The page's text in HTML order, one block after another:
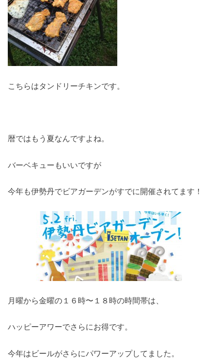
こちらはタンドリーチキンです。
暦ではもう夏なんですよね。
バーベキューもいいですが
今年も伊勢丹でビアガーデンがすでに開催されてます！
月曜から金曜の１６時〜１８時の時間帯は、
ハッピーアワーでさらにお得です。
今年はビールがさらにパワーアップしてました。